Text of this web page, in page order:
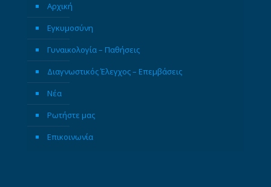
Αρχική
Εγκυμοσύνη
Γυναικολογία – Παθήσεις
Διαγνωστικός Έλεγχος – Επεμβάσεις
Νέα
Ρωτήστε μας
Επικοινωνία